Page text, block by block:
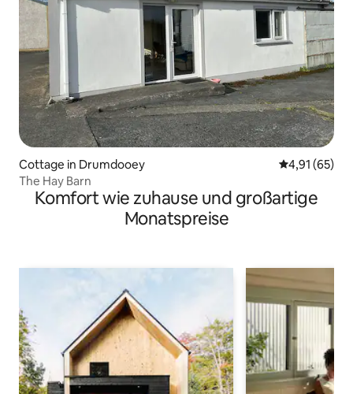
Cottage in Drumdooey
4,91 (65)
The Hay Barn
Komfort wie zuhause und großartige
Monatspreise